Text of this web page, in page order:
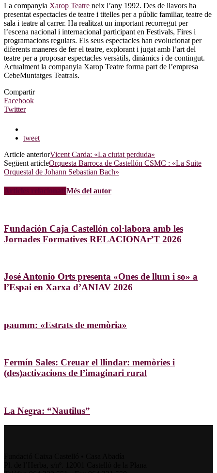
La companyia Xarop Teatre neix l’any 1992. Des de llavors ha
presentat espectacles de teatre i titelles per a públic familiar, teatre de
sala i teatre al carrer. Ha realitzat un important recorregut per
l’escena nacional i internacional participant en Festivals, Fires i
programacions regulars. Els seus espectacles han evolucionat per
diferents maneres de fer el teatre, explorant i jugat amb l’art del
teatre per a proposar espectacles versàtils, dinàmics i de contingut.
Actualment la companyia Xarop Teatre forma part de l’empresa
CebeMuntatges Teatrals.
Compartir
Facebook
Twitter
tweet
Article anteriorVicent Carda: «La ciutat perduda»
Següent articleOrquesta Barroca de Castellón CSMC : «La Suite
Orquestal de Johann Sebastian Bach»
Més del autor
Fundación Caja Castellón col·labora amb les
Jornades Formatives RELACIONAr’T 2026
José Antonio Orts presenta «Ones de llum i so» a
l’Espai en Xarxa d’ANIAV 2026
paumm: «Estrats de memòria»
Fermín Sales: Creuar el llindar: memòries i
(des)activacions de l’imaginari rural
La Negra: “Nautilus”